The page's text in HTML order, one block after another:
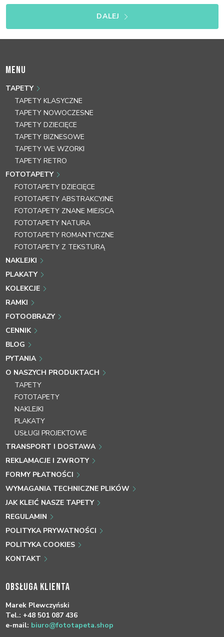
DALEJ
MENU
TAPETY
TAPETY KLASYCZNE
TAPETY NOWOCZESNE
TAPETY DZIECIĘCE
TAPETY BIZNESOWE
TAPETY WE WZORKI
TAPETY RETRO
FOTOTAPETY
FOTOTAPETY DZIECIĘCE
FOTOTAPETY ABSTRAKCYJNE
FOTOTAPETY ZNANE MIEJSCA
FOTOTAPETY NATURA
FOTOTAPETY ROMANTYCZNE
FOTOTAPETY Z TEKSTURĄ
NAKLEJKI
PLAKATY
KOLEKCJE
RAMKI
FOTOOBRAZY
CENNIK
BLOG
PYTANIA
O NASZYCH PRODUKTACH
TAPETY
FOTOTAPETY
NAKLEJKI
PLAKATY
USŁUGI PROJEKTOWE
TRANSPORT I DOSTAWA
REKLAMACJE I ZWROTY
FORMY PŁATNOŚCI
WYMAGANIA TECHNICZNE PLIKÓW
JAK KLEIĆ NASZE TAPETY
REGULAMIN
POLITYKA PRYWATNOŚCI
POLITYKA COOKIES
KONTAKT
OBSŁUGA KLIENTA
Marek Plewczyński
Tel.: +48 501 087 436
e-mail: biuro@fototapeta.shop